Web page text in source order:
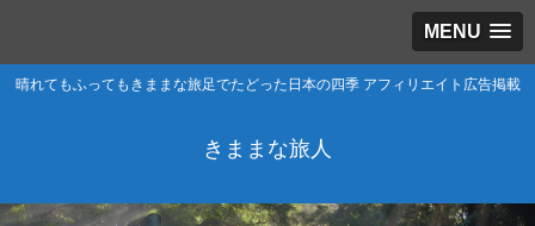
MENU
晴れてもふってもきままな旅足でたどった日本の四季 アフィリエイト広告掲載
きままな旅人